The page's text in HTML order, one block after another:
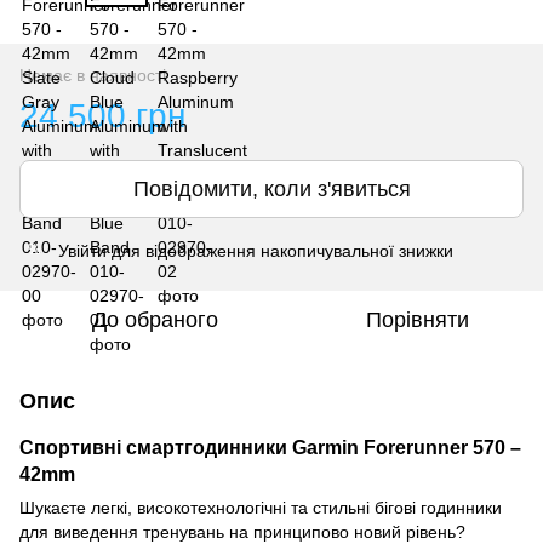
Немає в наявності
24 500 грн
Повідомити, коли з'явиться
% Увійтидля відображення накопичувальної знижки
До обраного Порівняти
Опис
Спортивні смартгодинники Garmin Forerunner 570 –
42mm
Шукаєте легкі, високотехнологічні та стильні бігові годинники
для виведення тренувань на принципово новий рівень?